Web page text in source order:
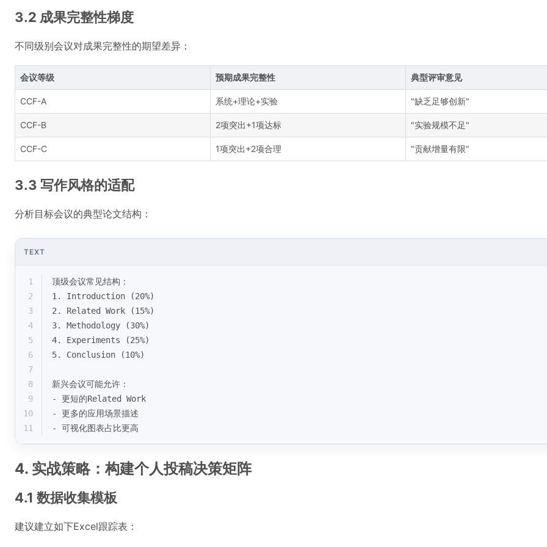
3.2 成果完整性梯度
不同级别会议对成果完整性的期望差异：
会议等级 预期成果完整性 典型评审意见
CCF-A 系统+理论+实验 "缺乏足够创新"
CCF-B 2项突出+1项达标 "实验规模不足"
CCF-C 1项突出+2项合理 "贡献增量有限"
3.3 写作风格的适配
分析目标会议的典型论文结构：
TEXT
1
顶级会议常见结构：
2
1. Introduction (20%)
3
2. Related Work (15%)
4
3. Methodology (30%)
5
4. Experiments (25%)
6
5. Conclusion (10%)
7
8
新兴会议可能允许：
9
- 更短的Related Work
10
- 更多的应用场景描述
11
- 可视化图表占比更高
4. 实战策略：构建个人投稿决策矩阵
4.1 数据收集模板
建议建立如下Excel跟踪表：